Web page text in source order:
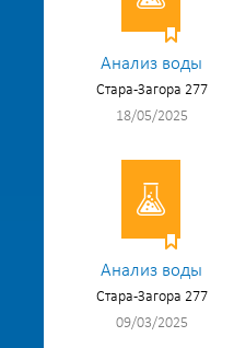
Анализ воды
Стара-Загора 277
18/05/2025
Анализ воды
Стара-Загора 277
09/03/2025